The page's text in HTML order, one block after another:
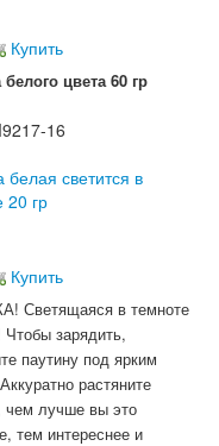
Купить
цвета 60 гр
16
белая светится в
20 гр
Купить
Светящаяся в темноте
Чтобы зарядить,
паутину под ярким
растяните
чем лучше вы это
тем интереснее и